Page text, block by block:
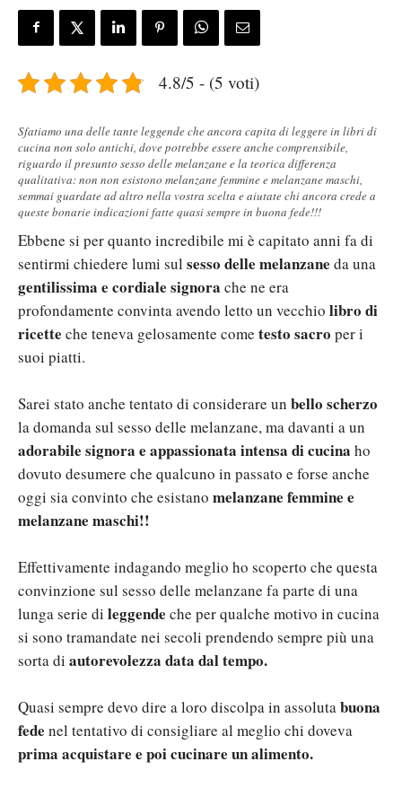
4.8/5 - (5 voti)
Sfatiamo una delle tante leggende che ancora capita di leggere in libri di
cucina non solo antichi, dove potrebbe essere anche comprensibile,
riguardo il presunto sesso delle melanzane e la teorica differenza
qualitativa: non non esistono melanzane femmine e melanzane maschi,
semmai guardate ad altro nella vostra scelta e aiutate chi ancora crede a
queste bonarie indicazioni fatte quasi sempre in buona fede!!!
Ebbene si per quanto incredibile mi è capitato anni fa di
sentirmi chiedere lumi sul sesso delle melanzane da una
gentilissima e cordiale signora che ne era
profondamente convinta avendo letto un vecchio libro di
ricette che teneva gelosamente come testo sacro per i
suoi piatti.
Sarei stato anche tentato di considerare un bello scherzo
la domanda sul sesso delle melanzane, ma davanti a un
adorabile signora e appassionata intensa di cucina ho
dovuto desumere che qualcuno in passato e forse anche
oggi sia convinto che esistano melanzane femmine e
melanzane maschi!!
Effettivamente indagando meglio ho scoperto che questa
convinzione sul sesso delle melanzane fa parte di una
lunga serie di leggende che per qualche motivo in cucina
si sono tramandate nei secoli prendendo sempre più una
sorta di autorevolezza data dal tempo.
Quasi sempre devo dire a loro discolpa in assolutabuona
fede nel tentativo di consigliare al meglio chi doveva
prima acquistare e poi cucinare un alimento.